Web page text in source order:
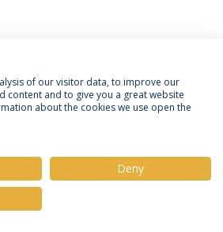
Termos e Condições
do Titular dos Dados
Católica Portuguesa
of our visitor data, to improve our
content and to give you a great website
about the cookies we use open the
Deny